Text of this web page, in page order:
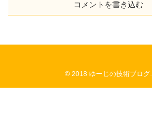
コメントを書き込む
© 2018 ゆーじの技術ブログ.